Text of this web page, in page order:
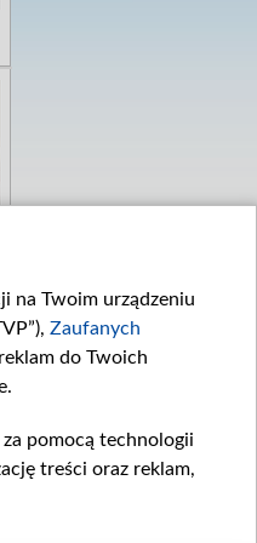
na Twoim urządzeniu
Zaufanych
do Twoich
pomocą technologii
treści oraz reklam,